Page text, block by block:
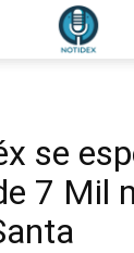
se
7 Mil